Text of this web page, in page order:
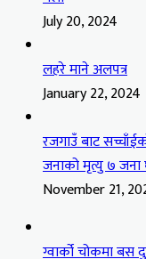
July 20, 2024
लहरे माने अलपत्र
January 22, 2024
रजगाउँ बाट
जनाको मृत्यु ७ जना
November 21,
ग्वार्को चोकमा बस